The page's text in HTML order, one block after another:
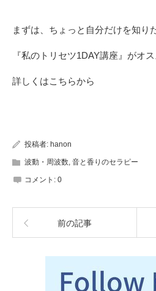
まずは、ちょっと自分だけを知り
『私のトリセツ1DAY講座』がオス
詳しくはこちらから
投稿者: hanon
波動・周波数, 音と香りのセラピー
コメント: 0
前の記事